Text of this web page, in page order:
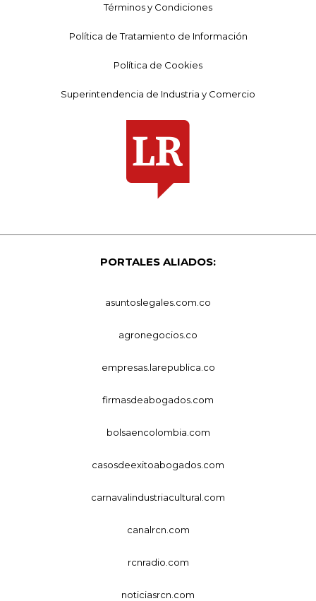
Términos y Condiciones
Política de Tratamiento de Información
Política de Cookies
Superintendencia de Industria y Comercio
PORTALES ALIADOS:
asuntoslegales.com.co
agronegocios.co
empresas.larepublica.co
firmasdeabogados.com
bolsaencolombia.com
casosdeexitoabogados.com
carnavalindustriacultural.com
canalrcn.com
rcnradio.com
noticiasrcn.com